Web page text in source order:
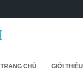
TRANG CHỦ GIỚI THIỆU